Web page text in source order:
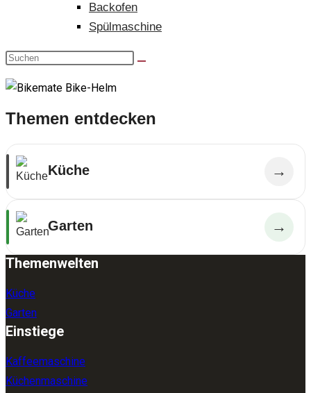
Backofen
Spülmaschine
Themen entdecken
Küche →
Garten →
Themenwelten
Küche
Garten
Einstiege
Kaffeemaschine
Küchenmaschine